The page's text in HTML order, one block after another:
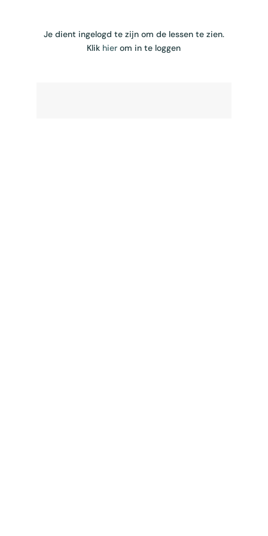
Je dient ingelogd te zijn om de lessen te zien.
Klik hier om in te loggen